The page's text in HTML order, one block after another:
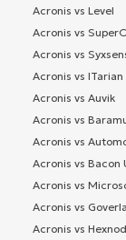
Acronis vs Level
Acronis vs
Acronis vs
Acronis vs ITarian
Acronis vs Auvik
Acronis vs
Acronis vs
Acronis vs Bacon
Acronis vs
Acronis vs
Acronis vs